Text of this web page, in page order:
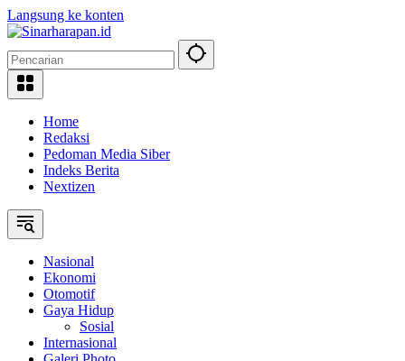
Langsung ke konten
Home
Redaksi
Pedoman Media Siber
Indeks Berita
Nextizen
Nasional
Ekonomi
Otomotif
Gaya Hidup
Sosial
Internasional